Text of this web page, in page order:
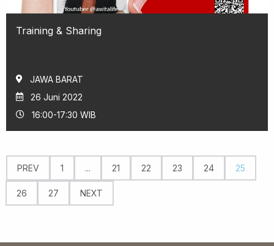
Training & Sharing
JAWA BARAT
26 Juni 2022
16:00-17:30 WIB
PREV 1 ... 21 22 23 24 25
26 27 NEXT